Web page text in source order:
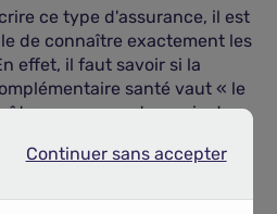
ce type d'assurance, il est
de connaître exactement les
effet, il faut savoir si la
santé vaut « le
» : par rapport au prix de
couvre peuvent être
à cette assurance de
Continuer sans accepter
Continuer sans accepter